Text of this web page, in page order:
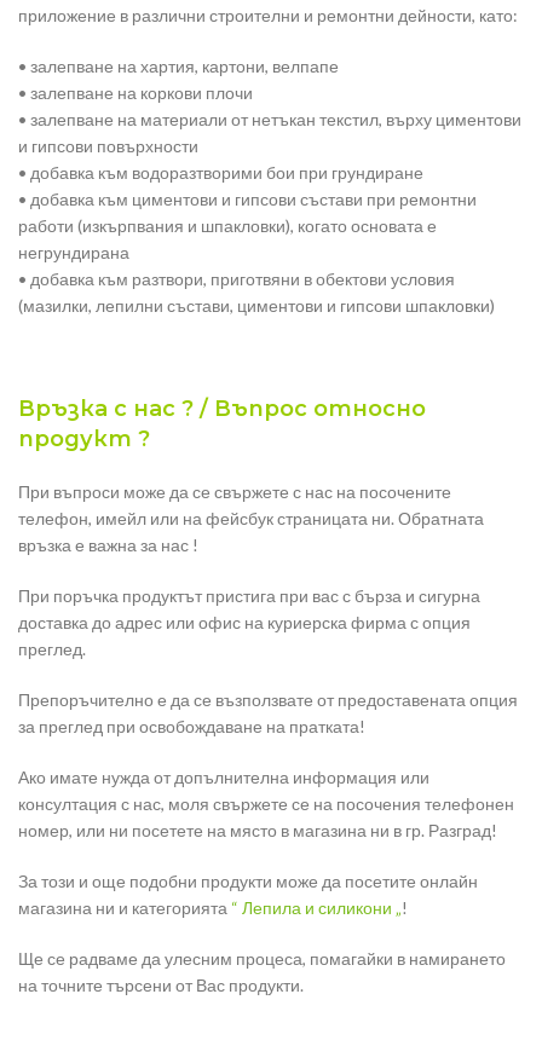
приложение в различни строителни и ремонтни дейности, като:
• залепване на хартия, картони, велпапе
• залепване на коркови плочи
• залепване на материали от нетъкан текстил, върху циментови
и гипсови повърхности
• добавка към водоразтворими бои при грундиране
• добавка към циментови и гипсови състави при ремонтни
работи (изкърпвания и шпакловки), когато основата е
негрундирана
• добавка към разтвори, приготвяни в обектови условия
(мазилки, лепилни състави, циментови и гипсови шпакловки)
Връзка с нас ? / Въпрос относно
продукт ?
При въпроси може да се свържете с нас на посочените
телефон, имейл или на фейсбук страницата ни. Обратната
връзка е важна за нас !
При поръчка продуктът пристига при вас с бърза и сигурна
доставка до адрес или офис на куриерска фирма с опция
преглед.
Препоръчително е да се възползвате от предоставената опция
за преглед при освобождаване на пратката!
Ако имате нужда от допълнителна информация или
консултация с нас, моля свържете се на посочения телефонен
номер, или ни посетете на място в магазина ни в гр. Разград!
За този и още подобни продукти може да посетите онлайн
магазина ни и категорията “ Лепила и силикони „!
Ще се радваме да улесним процеса, помагайки в намирането
на точните търсени от Вас продукти.